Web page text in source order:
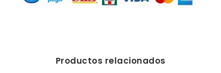
Productos relacionados